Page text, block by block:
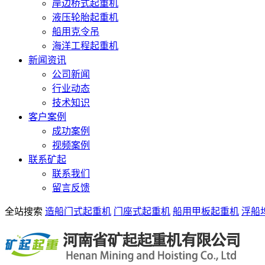
岸边桥式起重机
液压轮胎起重机
船用克令吊
海洋工程起重机
新闻资讯
公司新闻
行业动态
技术知识
客户案例
成功案例
视频案例
联系矿起
联系我们
留言反馈
全站搜索 造船门式起重机 门座式起重机 船用甲板起重机 浮船